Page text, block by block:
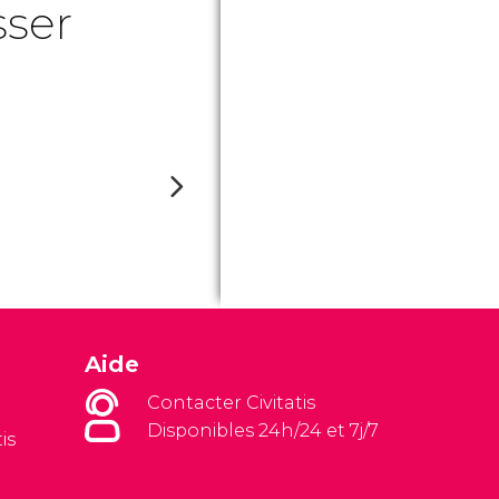
Aide
Contacter Civitatis
Disponibles 24h/24 et 7j/7